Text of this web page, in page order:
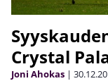
Crystal
Joni Ahokas |